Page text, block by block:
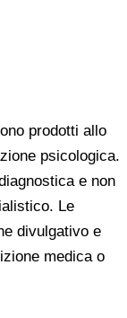
prodotti allo
psicologica.
e non
Le
divulgativo e
medica o